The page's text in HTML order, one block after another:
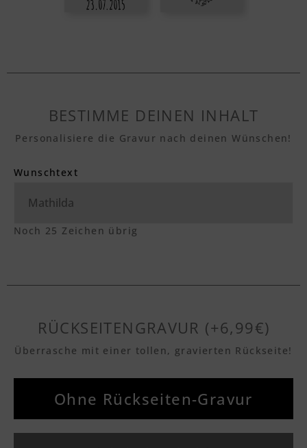
BESTIMME DEINEN INHALT
Personalisiere die Gravur nach deinen Wünschen!
Wunschtext
Noch 25 Zeichen übrig
RÜCKSEITENGRAVUR (+6,99€)
Überrasche mit einer tollen, gravierten Rückseite!
Ohne Rückseiten-Gravur